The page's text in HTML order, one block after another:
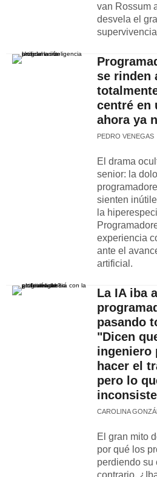
van Rossum
desvela el
se rinden
centré en
ahora ya
PEDRO VENEGAS
El drama
senior: la
sienten
la
experiencia
ante el
artificial.
La IA iba
pasando
"Dicen
ingeniero
hacer el
pero lo
CAROLINA
El gran mito
por qué los
perdiendo su
contrario.